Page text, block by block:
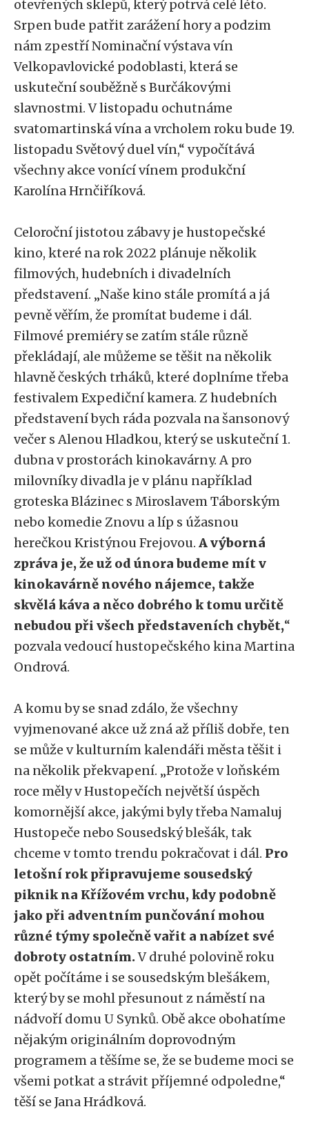
otevřených sklepů, který potrvá celé léto.
Srpen bude patřit zarážení hory a podzim
nám zpestří Nominační výstava vín
Velkopavlovické podoblasti, která se
uskuteční souběžně s Burčákovými
slavnostmi. V listopadu ochutnáme
svatomartinská vína a vrcholem roku bude 19.
listopadu Světový duel vín,“ vypočítává
všechny akce vonící vínem produkční
Karolína Hrnčiříková.
Celoroční jistotou zábavy je hustopečské
kino, které na rok 2022 plánuje několik
filmových, hudebních i divadelních
představení. „Naše kino stále promítá a já
pevně věřím, že promítat budeme i dál.
Filmové premiéry se zatím stále různě
překládají, ale můžeme se těšit na několik
hlavně českých trháků, které doplníme třeba
festivalem Expediční kamera. Z hudebních
představení bych ráda pozvala na šansonový
večer s Alenou Hladkou, který se uskuteční 1.
dubna v prostorách kinokavárny. A pro
milovníky divadla je v plánu například
groteska Blázinec s Miroslavem Táborským
nebo komedie Znovu a líp s úžasnou
herečkou Kristýnou Frejovou. A výborná
zpráva je, že už od února budeme mít v
kinokavárně nového nájemce, takže
skvělá káva a něco dobrého k tomu určitě
nebudou při všech představeních chybět,“
pozvala vedoucí hustopečského kina Martina
Ondrová.
A komu by se snad zdálo, že všechny
vyjmenované akce už zná až příliš dobře, ten
se může v kulturním kalendáři města těšit i
na několik překvapení. „Protože v loňském
roce měly v Hustopečích největší úspěch
komornější akce, jakými byly třeba Namaluj
Hustopeče nebo Sousedský blešák, tak
chceme v tomto trendu pokračovat i dál. Pro
letošní rok připravujeme sousedský
piknik na Křížovém vrchu, kdy podobně
jako při adventním punčování mohou
různé týmy společně vařit a nabízet své
dobroty ostatním.V druhé polovině roku
opět počítáme i se sousedským blešákem,
který by se mohl přesunout z náměstí na
nádvoří domu U Synků. Obě akce obohatíme
nějakým originálním doprovodným
programem a těšíme se, že se budeme moci se
všemi potkat a strávit příjemné odpoledne,“
těší se Jana Hrádková.